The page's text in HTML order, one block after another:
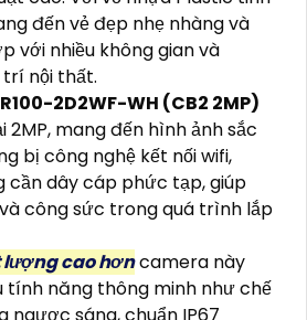
đến vẻ đẹp nhẹ nhàng và
với nhiều không gian và
nội thất.
2D2WF-WH (CB2 2MP)
2MP, mang đến hình ảnh sắc
bị công nghệ kết nối wifi,
cần dây cáp phức tạp, giúp
công sức trong quá trình lắp
lượng cao hơncamera này
tính năng thông minh như chế